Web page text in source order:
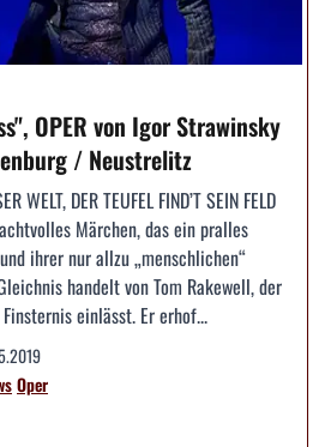
OPER von Igor Strawinsky
/ Neustrelitz
WELT, DER TEUFEL FIND’T SEIN FELD
Märchen, das ein pralles
ihrer nur allzu „menschlichen“
handelt von Tom Rakewell, der
einlässt. Er erhof...
Oper